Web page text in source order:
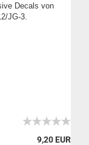
Decals von
JG-3.
9,20 EUR